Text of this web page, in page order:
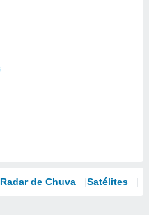
Radar de Chuva Satélites